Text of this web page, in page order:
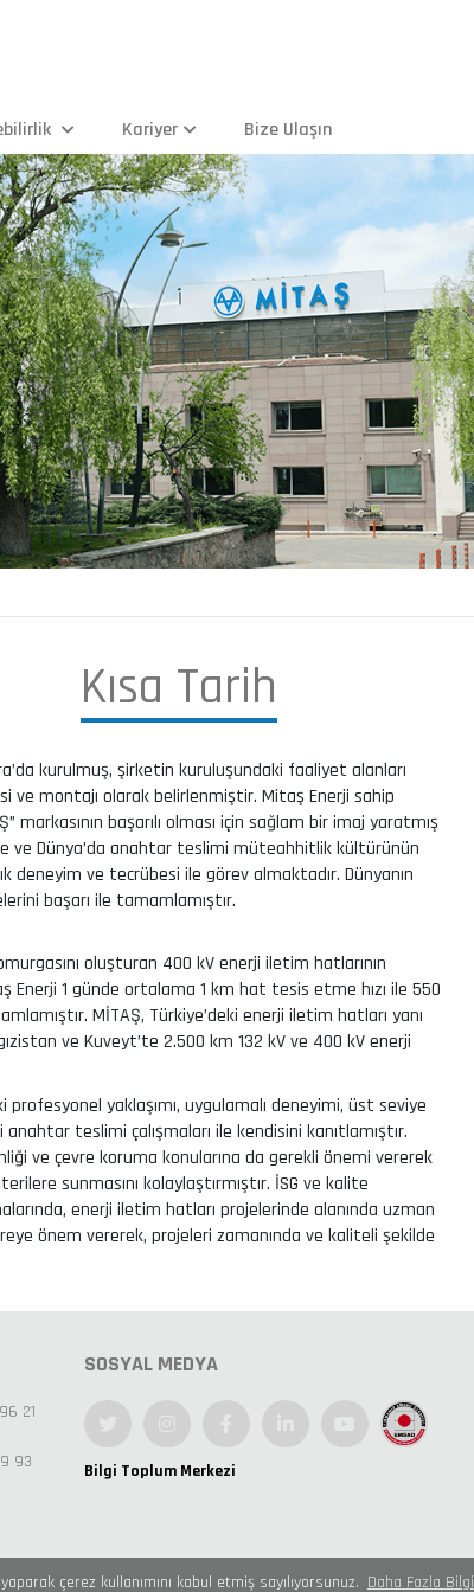
çerez kullanımını kabul etmiş sayılıyorsunuz. Daha Fazla Bilgi
Kariyer Bize Ulaşın
Kısa Tarih
kurulmuş, şirketin kuruluşundaki faaliyet alanları
ve montajı olarak belirlenmiştir. Mitaş Enerji sahip
başarılı olması için sağlam bir imaj yaratmış
ve Dünya’da anahtar teslimi müteahhitlik kültürünün
ve tecrübesi ile görev almaktadır. Dünyanın
başarı ile tamamlamıştır.
oluşturan 400 kV enerji iletim hatlarının
Enerji 1 günde ortalama 1 km hat tesis etme hızı ile 550
MİTAŞ, Türkiye’deki enerji iletim hatları yanı
ve Kuveyt’te 2.500 km 132 kV ve 400 kV enerji
yaklaşımı, uygulamalı deneyimi, üst seviye
teslimi çalışmaları ile kendisini kanıtlamıştır.
ve çevre koruma konularına da gerekli önemi vererek
sunmasını kolaylaştırmıştır. İSG ve kalite
enerji iletim hatları projelerinde alanında uzman
önem vererek, projeleri zamanında ve kaliteli şekilde
21
93
SOSYAL MEDYA
Bilgi Toplum Merkezi